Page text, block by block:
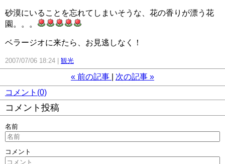
砂漠にいることを忘れてしまいそうな、花の香りが漂う花
園。。。
ベラージオに来たら、お見逃しなく！
2007/07/06 18:24 観光
« 前の記事 次の記事 »
コメント(0)
コメント投稿
名前
コメント